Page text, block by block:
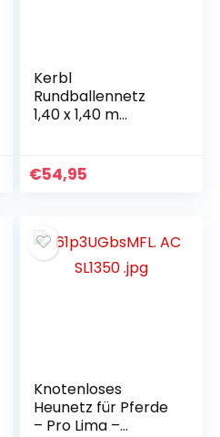
Kerbl
Rundballennetz
1,40 x 1,40 m
€54,95
Knotenloses
Heunetz für Pferde
– Pro Lima –